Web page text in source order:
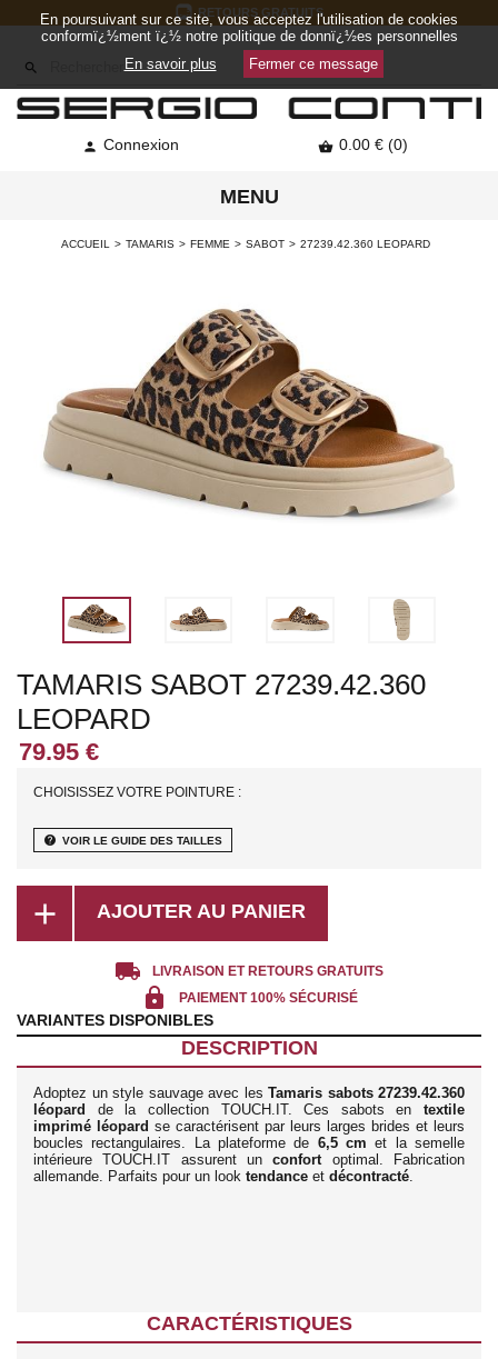
RETOURS GRATUITS

 Connexion  0.00 € (0)
MENU
ACCUEIL TAMARIS FEMME SABOT 27239.42.360 LEOPARD
TAMARIS SABOT 27239.42.360
LEOPARD
CHOISISSEZ VOTRE POINTURE :
help VOIR LE GUIDE DES TAILLES
add AJOUTER AU PANIER
local_shipping LIVRAISON ET RETOURS GRATUITS
lock PAIEMENT 100% SÉCURISÉ
VARIANTES DISPONIBLES
DESCRIPTION
Adoptez un style sauvage avec les Tamaris sabots 27239.42.360
léopard
de la collection TOUCH.IT. Ces sabots en textile
imprimé léopard se caractérisent par leurs larges brides et leurs
boucles rectangulaires. La plateforme de 6,5 cm et la semelle
intérieure TOUCH.IT assurent unconfortoptimal. Fabrication
allemande. Parfaits pour un look tendance et décontracté.
CARACTÉRISTIQUES
En poursuivant sur ce site, vous acceptez l'utilisation de cookies
conformï¿½ment ï¿½ notre politique de donnï¿½es personnelles
En savoir plus
Fermer ce message